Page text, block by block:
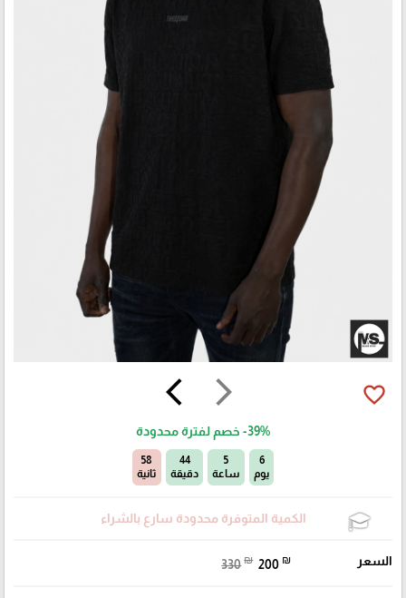
arrow_forward_ios
arrow_back_ios favorite_border
-39% خصم لفترة محدودة
6
يوم
5
ساعة
44
دقيقة
56
ثانية
الكمية المتوفرة محدودة سارع بالشراء
السعر 330 ₪ 200 ₪